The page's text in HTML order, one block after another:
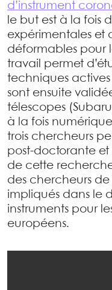
d’instrument
le but est à la fois
expérimentales et
déformables pour
travail permet
techniques
sont ensuite
télescopes
à la fois
trois chercheurs
post-doctorante
de cette
des chercheurs
impliqués dans le
instruments pour
européens.